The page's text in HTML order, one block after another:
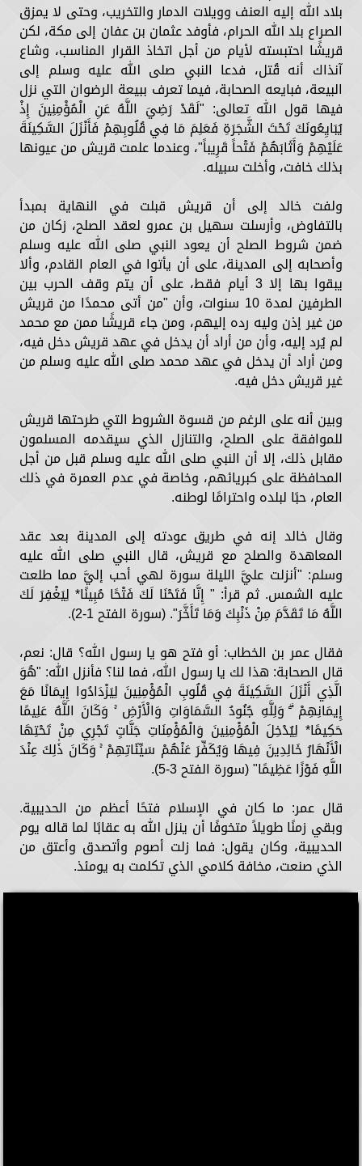
بلاد الله إليه العنف وويلات الدمار والتخريب، وحتى لا يمزق
الصراع بلد الله الحرام، فأوفد عثمان بن عفان إلى مكة، لكن
قريشًا احتبسته لأيام من أجل اتخاذ القرار المناسب، وشاع
آنذاك أنه قُتل، فدعا النبي صلى الله عليه وسلم إلى
البيعة، فبايعه الصحابة، فيما تعرف ببيعة الرضوان التي نزل
فيها قول الله تعالى: "لَقَدْ رَضِيَ اللَّهُ عَنِ الْمُؤْمِنِينَ إِذْ
يُبَايِعُونَكَ تَحْتَ الشَّجَرَةِ فَعَلِمَ مَا فِي قُلُوبِهِمْ فَأَنْزَلَ السَّكِينَةَ
عَلَيْهِمْ وَأَثَابَهُمْ فَتْحاً قَرِيباً"، وعندما علمت قريش من عيونها
بذلك خافت، وأخلت سبيله.
ولفت خالد إلى أن قريش قبلت في النهاية بمبدأ
بالتفاوض، وأرسلت سهيل بن عمرو لعقد الصلح، زكان من
ضمن شروط الصلح أن يعود النبي صلى الله عليه وسلم
وأصحابه إلى المدينة، على أن يأتوا في العام القادم، وألا
يبقوا بها إلا 3 أيام فقط، على أن يتم وقف الحرب بين
الطرفين لمدة 10 سنوات، وأن "من أتى محمدًا من قريش
من غير إذن وليه رده إليهم، ومن جاء قريشًا ممن مع محمد
لم يُرد إليه، وأن من أراد أن يدخل في عهد قريش دخل فيه،
ومن أراد أن يدخل في عهد محمد صلى الله عليه وسلم من
غير قريش دخل فيه.
وبين أنه على الرغم من قسوة الشروط التي طرحتها قريش
للموافقة على الصلح، والتنازل الذي سيقدمه المسلمون
مقابل ذلك، إلا أن النبي صلى الله عليه وسلم قبل من أجل
المحافظة على كبريائهم، وخاصة في عدم العمرة في ذلك
العام، حبًا لبلده واحترامًا لوطنه.
وقال خالد إنه في طريق عودته إلى المدينة بعد عقد
المعاهدة والصلح مع قريش، قال النبي صلى الله عليه
وسلم: "أنزلت عليَّ الليلة سورة لهي أحب إليَّ مما طلعت
عليه الشمس. ثم قرأ: " إِنَّا فَتَحْنَا لَكَ فَتْحًا مُبِينًا* لِيَغْفِرَ لَكَ
اللَّهُ مَا تَقَدَّمَ مِنْ ذَنْبِكَ وَمَا تَأَخَّرَ". (سورة الفتح 1-2).
فقال عمر بن الخطاب: أو فتح هو يا رسول الله؟ قال: نعم،
قال الصحابة: هذا لك يا رسول الله، فما لنا؟ فأنزل الله: "هُوَ
الَّذِي أَنْزَلَ السَّكِينَةَ فِي قُلُوبِ الْمُؤْمِنِينَ لِيَزْدَادُوا إِيمَانًا مَعَ
إِيمَانِهِمْ ۗ وَلِلَّهِ جُنُودُ السَّمَاوَاتِ وَالْأَرْضِ ۚ وَكَانَ اللَّهُ عَلِيمًا
حَكِيمًا* لِيُدْخِلَ الْمُؤْمِنِينَ وَالْمُؤْمِنَاتِ جَنَّاتٍ تَجْرِي مِنْ تَحْتِهَا
الْأَنْهَارُ خَالِدِينَ فِيهَا وَيُكَفِّرَ عَنْهُمْ سَيِّئَاتِهِمْ ۚ وَكَانَ ذَٰلِكَ عِنْدَ
اللَّهِ فَوْزًا عَظِيمًا" (سورة الفتح 3-5).
قال عمر: ما كان في الإسلام فتحًا أعظم من الحديبية.
وبقي زمنًا طويلاً متخوفًا أن ينزل الله به عقابًا لما قاله يوم
الحديبية، وكان يقول: فما زلت أصوم وأتصدق وأعتق من
الذي صنعت، مخافة كلامي الذي تكلمت به يومئذ.